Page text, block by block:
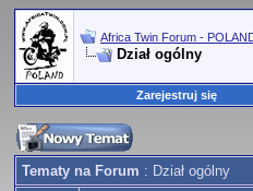
Africa Twin Forum -
Dział ogólny
Zarejestruj się
Tematy na Forum : Dział ogólny